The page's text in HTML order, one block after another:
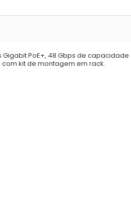
Gigabit PoE+, 48 Gbps de capacidade
kit de montagem em rack.